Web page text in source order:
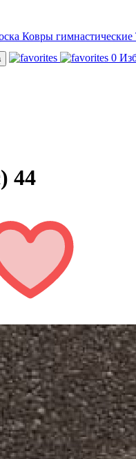
Ковры гимнастические
0
44